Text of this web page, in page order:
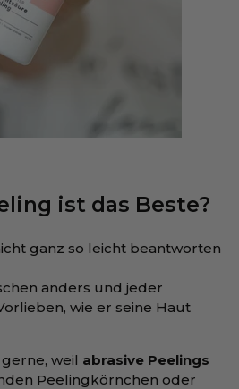
ist das Beste?
ganz so leicht beantworten
anders und jeder
wie er seine Haut
weil abrasive Peelings
Peelingkörnchen oder